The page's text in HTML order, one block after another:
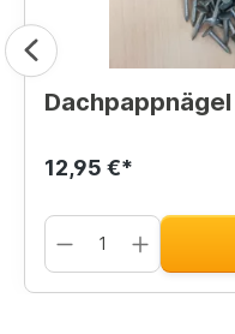
12,95 €*